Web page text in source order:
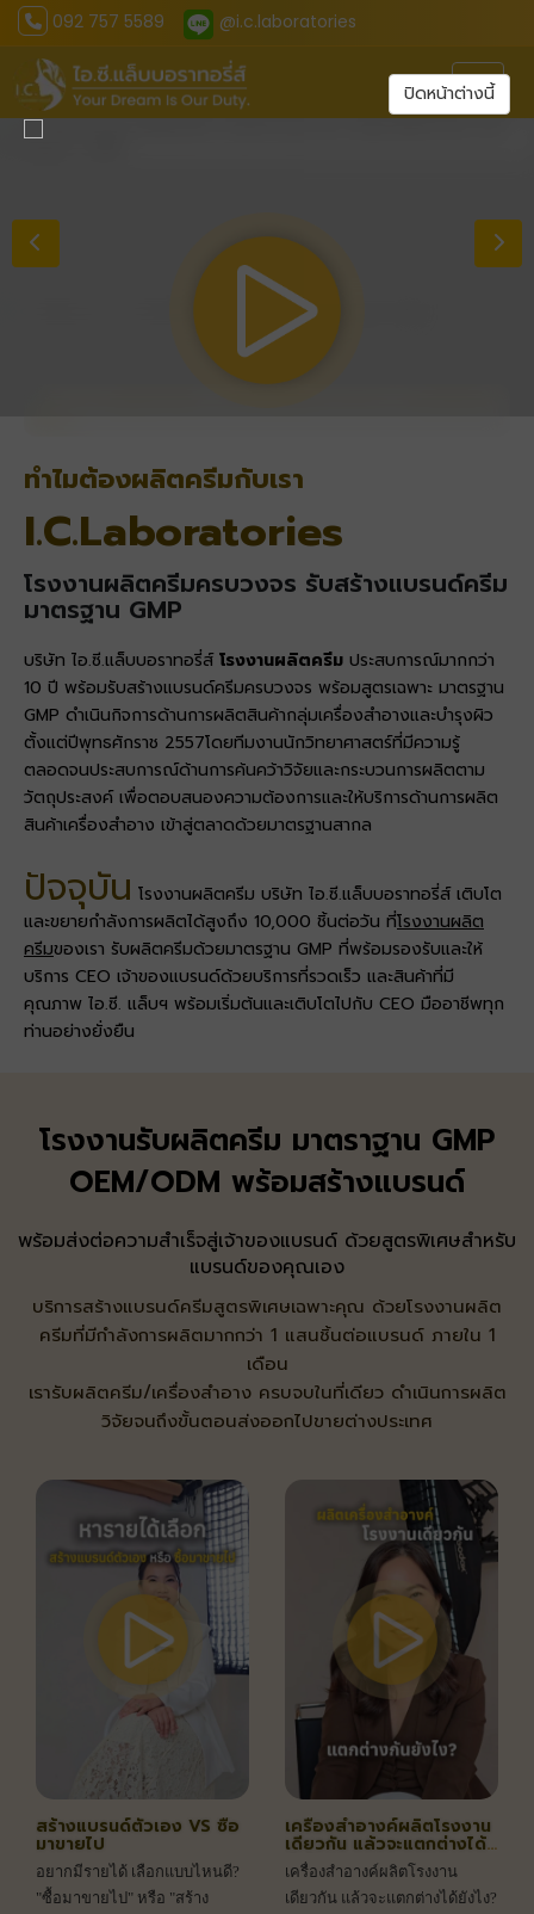
092 757 5589 @i.c.laboratories
ทำไมต้องผลิตครีมกับเรา
I.C.Laboratories
โรงงานผลิตครีมครบวงจร รับสร้างแบรนด์ครีม
มาตรฐาน GMP
บริษัท ไอ.ซี.แล็บบอราทอรี่ส์โรงงานผลิตครีม ประสบการณ์มากกว่า
10 ปี พร้อมรับสร้างแบรนด์ครีมครบวงจร พร้อมสูตรเฉพาะ มาตรฐาน
GMP ดำเนินกิจการด้านการผลิตสินค้ากลุ่มเครื่องสำอางและบำรุงผิว
ตั้งแต่ปีพุทธศักราช 2557​ โดยทีมงานนักวิทยาศาสตร์ที่มีความรู้
ตลอดจนประสบการณ์ด้านการค้นคว้าวิจัย​ และกระบวนการผลิตตาม
วัตถุประสงค์ เพื่อตอบสนองความต้องการและให้บริการด้าน​ การผลิต
สินค้าเครื่องสำอาง เข้าสู่ตลาดด้วยมาตรฐานสากล​
ปัจจุบัน โรงงานผลิตครีม บริษัท ไอ.ซี.แล็บบอราทอรี่ส์ เติบโต
และขยายกำลังการผลิตได้สูงถึง 10,000 ชิ้นต่อวัน ที่โรงงานผลิต
ครีมของเรา รับผลิตครีมด้วยมาตรฐาน GMP ที่พร้อมรองรับและให้
บริการ CEO เจ้าของแบรนด์ด้วยบริการที่รวดเร็ว และสินค้าที่มี
คุณภาพ ไอ.ซี. แล็บฯ พร้อมเริ่มต้นและเติบโตไปกับ CEO มืออาชีพทุก
ท่านอย่างยั่งยืน
โรงงานรับผลิตครีม มาตราฐาน GMP
OEM/ODM พร้อมสร้างแบรนด์
พร้อมส่งต่อความสำเร็จสู่เจ้าของแบรนด์ ด้วยสูตรพิเศษสำหรับ
แบรนด์ของคุณเอง
บริการสร้างแบรนด์ครีมสูตรพิเศษเฉพาะคุณ ด้วยโรงงานผลิต
ครีมที่มีกำลังการผลิตมากกว่า 1 แสนชิ้นต่อแบรนด์ ภายใน 1
เดือน
เรารับผลิตครีม/เครื่องสำอาง ครบจบในที่เดียว ดำเนินการผลิต
วิจัยจนถึงขั้นตอนส่งออกไปขายต่างประเทศ
สร้างแบรนด์ตัวเอง VS ซื้อ
มาขายไป
อยากมีรายได้ เลือกแบบไหนดี?
"ซื้อมาขายไป" หรือ "สร้าง
เครื่องสำอางค์ผลิตโรงงาน
เดียวกัน แล้วจะแตกต่างได้
ยังไง?
เครื่องสำอางค์ผลิตโรงงาน
เดียวกัน แล้วจะแตกต่างได้ยังไง?
ปิดหน้าต่างนี้